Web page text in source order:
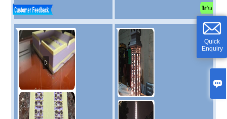

Quick
Enquiry